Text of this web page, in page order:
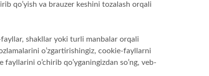
qo’yish va brauzer keshini tozalash orqali
fayllar, shakllar yoki turli manbalar orqali
o’zgartirishingiz, cookie-fayllarni
o’chirib qo’yganingizdan so’ng, veb-